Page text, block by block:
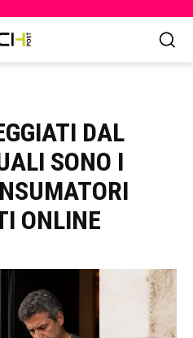
DAL
SONO I
ONLINE